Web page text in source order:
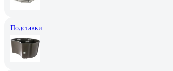
Подставки